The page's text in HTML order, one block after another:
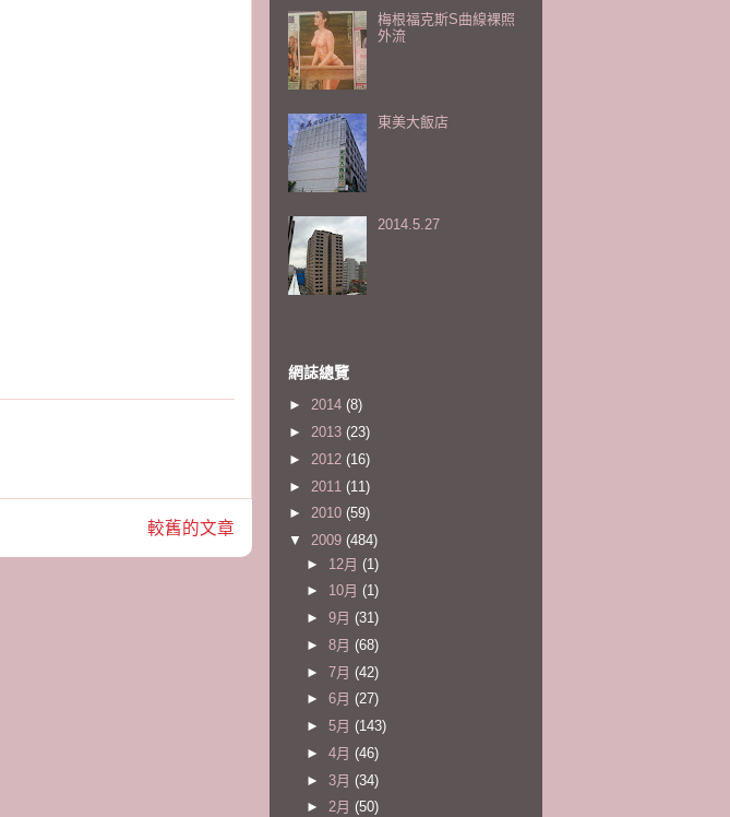
較舊的文章
梅根福克斯S曲線裸照
外流
東美大飯店
2014.5.27
網誌總覽
► 2014 (8)
► 2013 (23)
► 2012 (16)
► 2011 (11)
► 2010 (59)
▼ 2009 (484)
► 12月 (1)
► 10月 (1)
► 9月 (31)
► 8月 (68)
► 7月 (42)
► 6月 (27)
► 5月 (143)
► 4月 (46)
► 3月 (34)
► 2月 (50)